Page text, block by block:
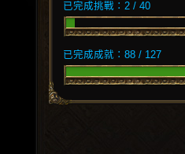
已完成挑戰：2 / 40
已完成成就：88 / 127